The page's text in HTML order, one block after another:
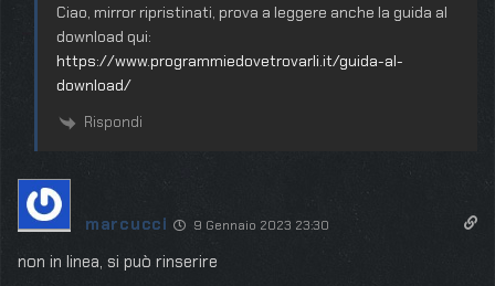
Ciao, mirror ripristinati, prova a leggere anche la guida al
download qui:
https://www.programmiedovetrovarli.it/guida-al-
download/
Rispondi
marcucci 9 Gennaio 2023 23:30
non in linea, si può rinserire